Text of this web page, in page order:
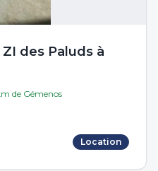
ZI des Paluds à
de Gémenos
Location